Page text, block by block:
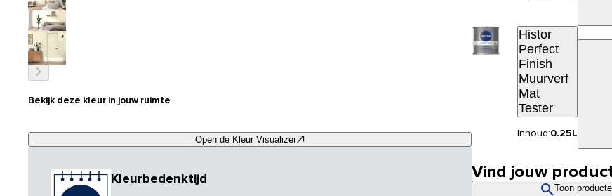
Bekijk deze kleur in jouw ruimte
Open de Kleur Visualizer
Kleurbedenktijd
Histor
Perfect
Finish
Muurverf
Mat
Tester
Inhoud:0.25L
Vind jouw
Toon